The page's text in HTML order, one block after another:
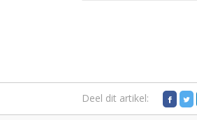
Deel dit artikel: